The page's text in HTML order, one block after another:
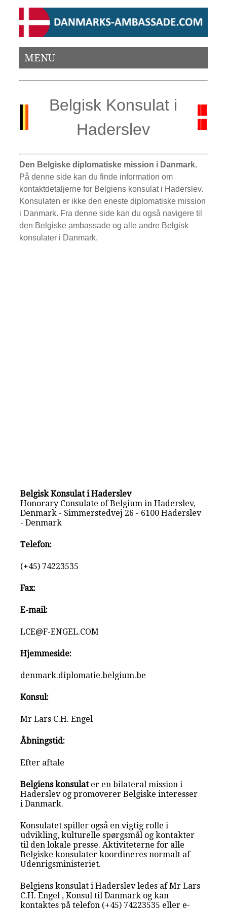
MENU
Belgisk Konsulat i
Haderslev
Den Belgiske diplomatiske mission i Danmark.
På denne side kan du finde information om
kontaktdetaljerne for Belgiens konsulat i Haderslev.
Konsulaten er ikke den eneste diplomatiske mission
i Danmark. Fra denne side kan du også navigere til
den Belgiske ambassade og alle andre Belgisk
konsulater i Danmark.
Belgisk Konsulat i Haderslev
Honorary Consulate of Belgium in Haderslev,
Denmark - Simmerstedvej 26 - 6100 Haderslev
- Denmark
Telefon:
(+45) 74223535
Fax:
E-mail:
LCE@F-ENGEL.COM
Hjemmeside:
denmark.diplomatie.belgium.be
Konsul:
Mr Lars C.H. Engel
Åbningstid:
Efter aftale
Belgiens konsulater en bilateral mission i
Haderslev og promoverer Belgiske interesser
i Danmark.
Konsulatet spiller også en vigtig rolle i
udvikling, kulturelle spørgsmål og kontakter
til den lokale presse. Aktiviteterne for alle
Belgiske konsulater koordineres normalt af
Udenrigsministeriet.
Belgiens konsulat i Haderslev ledes af Mr Lars
C.H. Engel , Konsul til Danmark og kan
kontaktes på telefon (+45) 74223535 eller e-